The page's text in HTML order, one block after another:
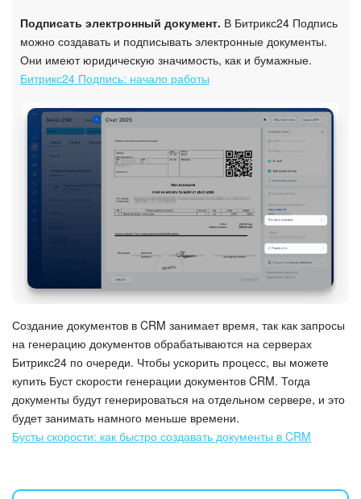
Подписать электронный документ. В Битрикс24 Подпись
можно создавать и подписывать электронные документы.
Они имеют юридическую значимость, как и бумажные.
Битрикс24 Подпись: начало работы
Создание документов в CRM занимает время, так как запросы
на генерацию документов обрабатываются на серверах
Битрикс24 по очереди. Чтобы ускорить процесс, вы можете
купить Буст скорости генерации документов CRM. Тогда
документы будут генерироваться на отдельном сервере, и это
будет занимать намного меньше времени.
Бусты скорости: как быстро создавать документы в CRM